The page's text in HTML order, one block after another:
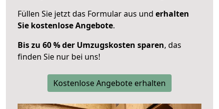
Füllen Sie jetzt das Formular aus und erhalten
Sie kostenlose Angebote.
Bis zu 60 % der Umzugskosten sparen, das
finden Sie nur bei uns!
Kostenlose Angebote erhalten